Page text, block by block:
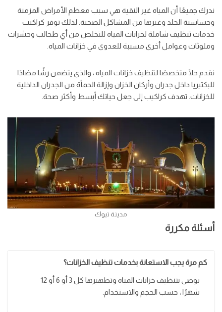
ندرك جميعًا أن المياه غير النقية هي سبب معظم الأمراض المزمنة
وحساسية الجلد وغيرها من المشاكل الصحية. لذلك توفر كراكيب
خدمات تنظيف شاملة لخزانات المياه للتخلص من أي طحالب وحشرات
وملوثات وعوامل أخرى مسببة للعدوى في خزانات المياه.
نقدم حلًا متخصصًا لتنظيف خزانات المياه ، والذي يتضمن رشًا مضادًا
للبكتيريا داخل جدران وأركان الخزان وإزالة الحمأة من الجدران الداخلية
للخزانات. تهدف كراكيب إلى جعل حياتك أبسط وأكثر صحة.
مدينة تبوك
أسئلة مكررة
كم مرة يجب الاستعانة بخدمات تنظيف الخزانات؟
يوصى بتنظيف خزانات المياه وتطهيرها كل 3 أو 6 أو 12
شهرًا ، حسب الحجم والاستخدام.